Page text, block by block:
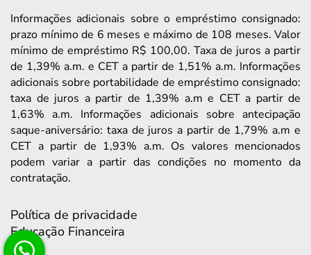
Informações adicionais sobre o empréstimo consignado:
prazo mínimo de 6 meses e máximo de 108 meses. Valor
mínimo de empréstimo R$ 100,00. Taxa de juros a partir
de 1,39% a.m. e CET a partir de 1,51% a.m. Informações
adicionais sobre portabilidade de empréstimo consignado:
taxa de juros a partir de 1,39% a.m e CET a partir de
1,63% a.m. Informações adicionais sobre antecipação
saque-aniversário: taxa de juros a partir de 1,79% a.m e
CET a partir de 1,93% a.m. Os valores mencionados
podem variar a partir das condições no momento da
contratação.
Política de privacidade
Educação Financeira